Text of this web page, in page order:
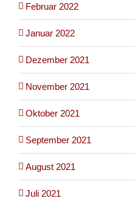
Februar 2022
Januar 2022
Dezember 2021
November 2021
Oktober 2021
September 2021
August 2021
Juli 2021